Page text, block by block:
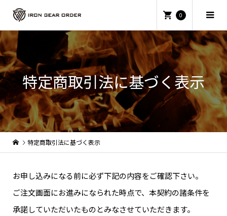
0
特定商取引法に基づく表示
特定商取引法に基づく表示
お申し込みになる前に必ず下記の内容をご確認下さい。
ご注文画面にお進みになられた時点で、本契約の諸条件を
承諾していただいたものとみなさせていただきます。